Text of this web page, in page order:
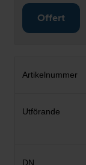
Offert